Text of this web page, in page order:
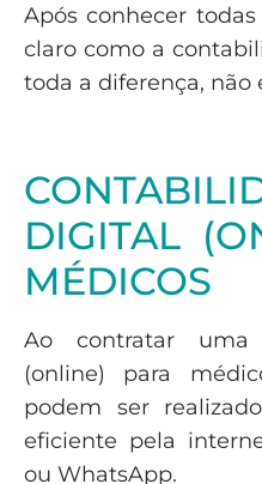
Após conhecer
claro como a
toda a diferença, não
DIGITAL
MÉDICOS
Ao contratar uma
(online) para
podem ser
eficiente pela
ou WhatsApp.